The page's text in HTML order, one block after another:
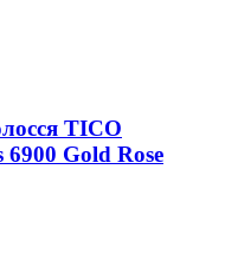
TICO
6900 Gold Rose